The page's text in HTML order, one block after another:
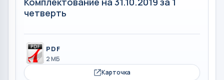
четверть
PDF
2 МБ
Карточка